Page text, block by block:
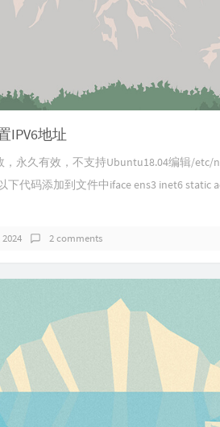
IPV6地址
永久有效，不支持Ubuntu18.04编辑/etc/
代码添加到文件中iface ens3 inet6 static
2 comments